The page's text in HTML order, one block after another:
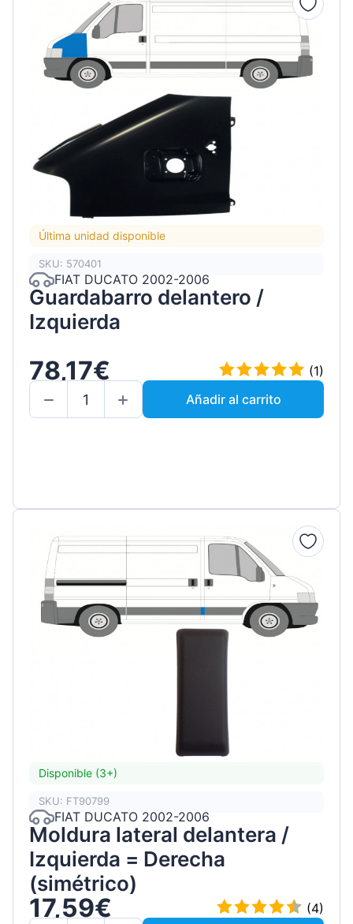
Última unidad disponible
SKU: 570401
FIAT DUCATO 2002-2006
Guardabarro delantero /
Izquierda
78,17€
(1)
Añadir al carrito
Disponible (3+)
SKU: FT90799
FIAT DUCATO 2002-2006
Moldura lateral delantera /
Izquierda = Derecha
(simétrico)
17,59€
(4)